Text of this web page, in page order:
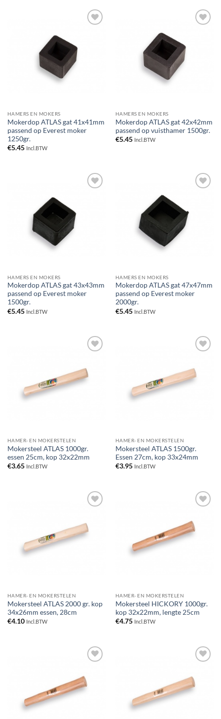
verlanglijst
HAMERS EN MOKERS
Mokerdop ATLAS gat 41x41mm
passend op Everest moker
1250gr.
€5.45 Incl.BTW
verlanglijst
HAMERS EN MOKERS
Mokerdop ATLAS gat 42x42mm
passend op vuisthamer 1500gr.
€5.45 Incl.BTW
verlanglijst
HAMERS EN MOKERS
Mokerdop ATLAS gat 43x43mm
passend op Everest moker
1500gr.
€5.45 Incl.BTW
verlanglijst
HAMERS EN MOKERS
Mokerdop ATLAS gat 47x47mm
passend op Everest moker
2000gr.
€5.45 Incl.BTW
verlanglijst
HAMER- EN MOKERSTELEN
Mokersteel ATLAS 1000gr.
essen 25cm, kop 32x22mm
€3.65 Incl.BTW
verlanglijst
HAMER- EN MOKERSTELEN
Mokersteel ATLAS 1500gr.
Essen 27cm, kop 33x24mm
€3.95 Incl.BTW
verlanglijst
HAMER- EN MOKERSTELEN
Mokersteel ATLAS 2000 gr. kop
34x26mm essen, 28cm
€4.10 Incl.BTW
aan
verlanglijst
HAMER- EN MOKERSTELEN
Mokersteel HICKORY 1000gr.
kop 32x22mm, lengte 25cm
€4.75 Incl.BTW
aan
verlanglijst
aan
verlanglijst